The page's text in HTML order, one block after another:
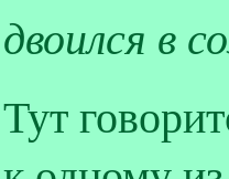
двоился в
Тут